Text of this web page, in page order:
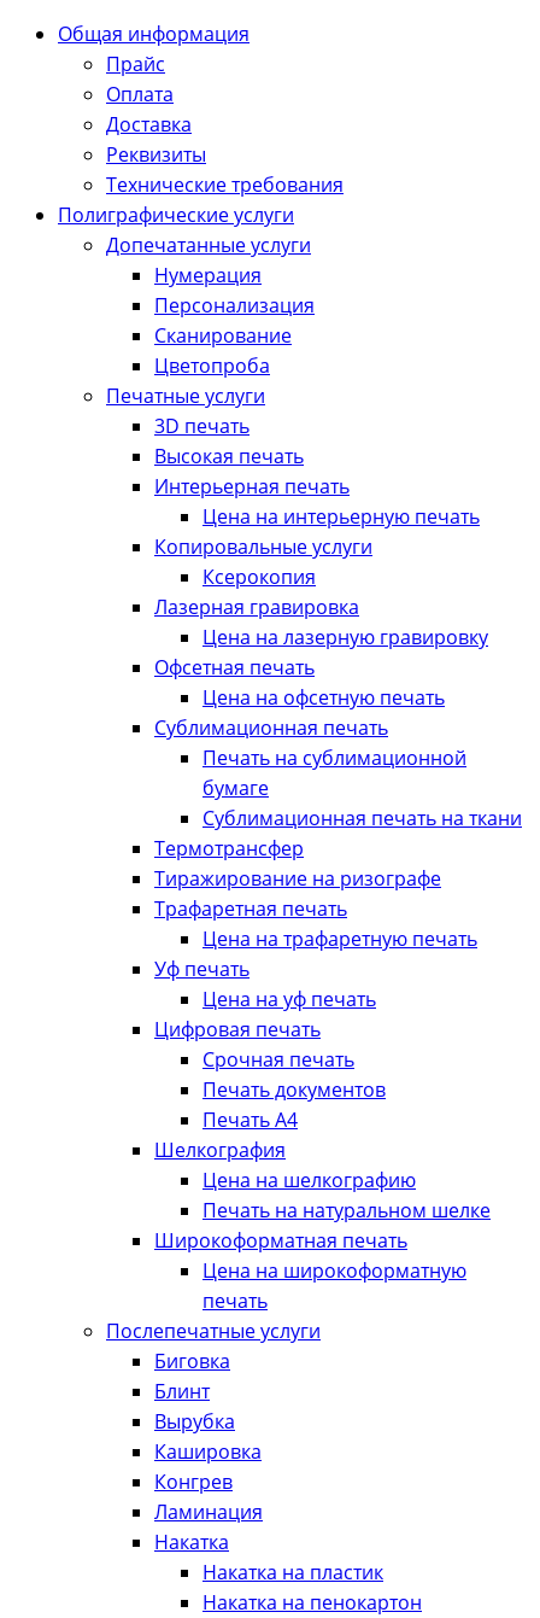
Общая информация
Прайс
Оплата
Доставка
Реквизиты
Технические требования
Полиграфические услуги
Допечатанные услуги
Нумерация
Персонализация
Сканирование
Цветопроба
Печатные услуги
3D печать
Высокая печать
Интерьерная печать
Цена на интерьерную печать
Копировальные услуги
Ксерокопия
Лазерная гравировка
Цена на лазерную гравировку
Офсетная печать
Цена на офсетную печать
Сублимационная печать
Печать на сублимационной
бумаге
Сублимационная печать на ткани
Термотрансфер
Тиражирование на ризографе
Трафаретная печать
Цена на трафаретную печать
Уф печать
Цена на уф печать
Цифровая печать
Срочная печать
Печать документов
Печать А4
Шелкография
Цена на шелкографию
Печать на натуральном шелке
Широкоформатная печать
Цена на широкоформатную
печать
Послепечатные услуги
Биговка
Блинт
Вырубка
Кашировка
Конгрев
Ламинация
Накатка
Накатка на пластик
Накатка на пенокартон